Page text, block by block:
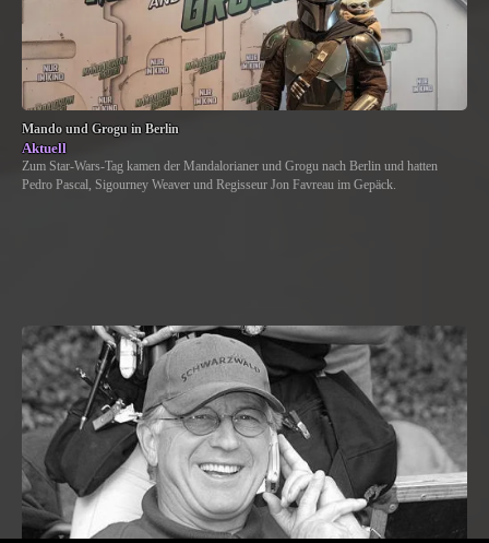
Mando und Grogu in Berlin
Aktuell
Zum Star-Wars-Tag kamen der Mandalorianer und Grogu nach Berlin und hatten
Pedro Pascal, Sigourney Weaver und Regisseur Jon Favreau im Gepäck.